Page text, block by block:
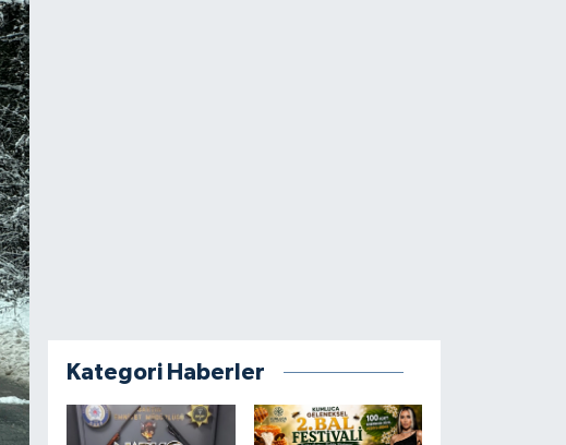
Kategori Haberler